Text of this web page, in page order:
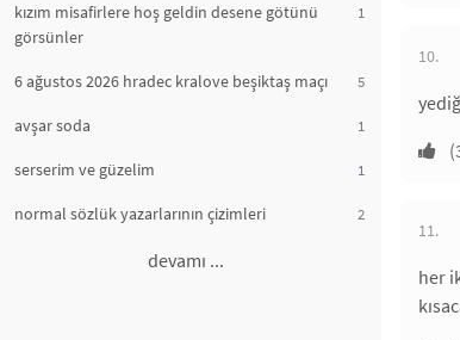
kızım misafirlere hoş geldin desene götünü
görsünler
1
6 ağustos 2026 hradec kralove beşiktaş maçı 5
avşar soda 1
serserim ve güzelim 1
normal sözlük yazarlarının çizimleri 2
devamı ...
10.
11.
her